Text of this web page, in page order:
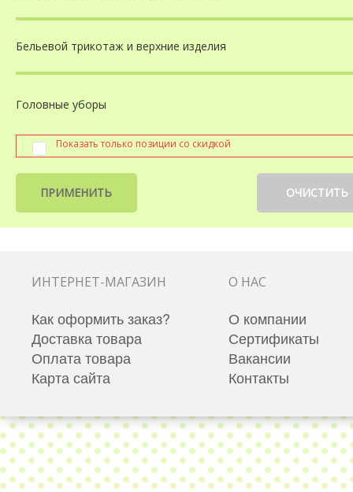
Бельевой трикотаж и верхние изделия
Головные уборы
Показать только позиции со скидкой
ПРИМЕНИТЬ ОЧИСТИТЬ
ИНТЕРНЕТ-МАГАЗИН
Как оформить заказ?
Доставка товара
Оплата товара
Карта сайта
О НАС
О компании
Сертификаты
Вакансии
Контакты